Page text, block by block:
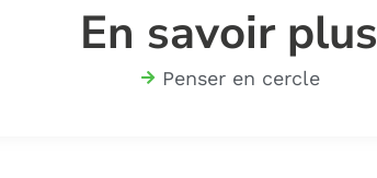
En savoir plus
Penser en cercle